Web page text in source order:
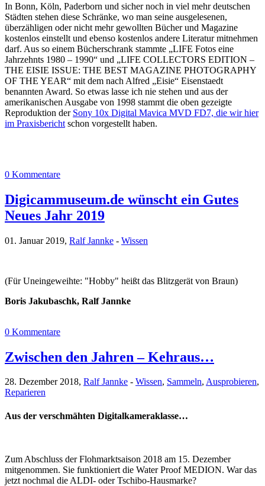
In Bonn, Köln, Paderborn und sicher noch in viel mehr deutschen
Städten stehen diese Schränke, wo man seine ausgelesenen,
überzähligen oder nicht mehr gewollten Bücher und Magazine
kostenlos einstellt und ebenso kostenlos andere Literatur mitnehmen
darf. Aus so einem Bücherschrank stammte „LIFE Fotos eine
Jahrzehnts 1980 – 1990“ und „LIFE COLLECTORS EDITION –
THE EISIE ISSUE: THE BEST MAGAZINE PHOTOGRAPHY
OF THE YEAR“ mit dem nach Alfred „Eisie“ Eisenstaedt
benannten Award. So etwas lasse ich nie stehen und aus der
amerikanischen Ausgabe von 1998 stammt die oben gezeigte
Reproduktion der Sony 10x Digital Mavica MVD FD7, die wir hier
im Praxisbericht schon vorgestellt haben.
0 Kommentare
Digicammuseum.de wünscht ein Gutes
Neues Jahr 2019
01. Januar 2019, Ralf Jannke - Wissen
(Für Uneingeweihte: "Hobby" heißt das Blitzgerät von Braun)
Boris Jakubaschk, Ralf Jannke
0 Kommentare
Zwischen den Jahren – Kehraus…
28. Dezember 2018, Ralf Jannke - Wissen, Sammeln, Ausprobieren,
Reparieren
Aus der verschmähten Digitalkameraklasse…
Zum Abschluss der Flohmarktsaison 2018 am 15. Dezember
mitgenommen. Sie funktioniert die Water Proof MEDION. War das
jetzt nochmal die ALDI- oder Tschibo-Hausmarke?